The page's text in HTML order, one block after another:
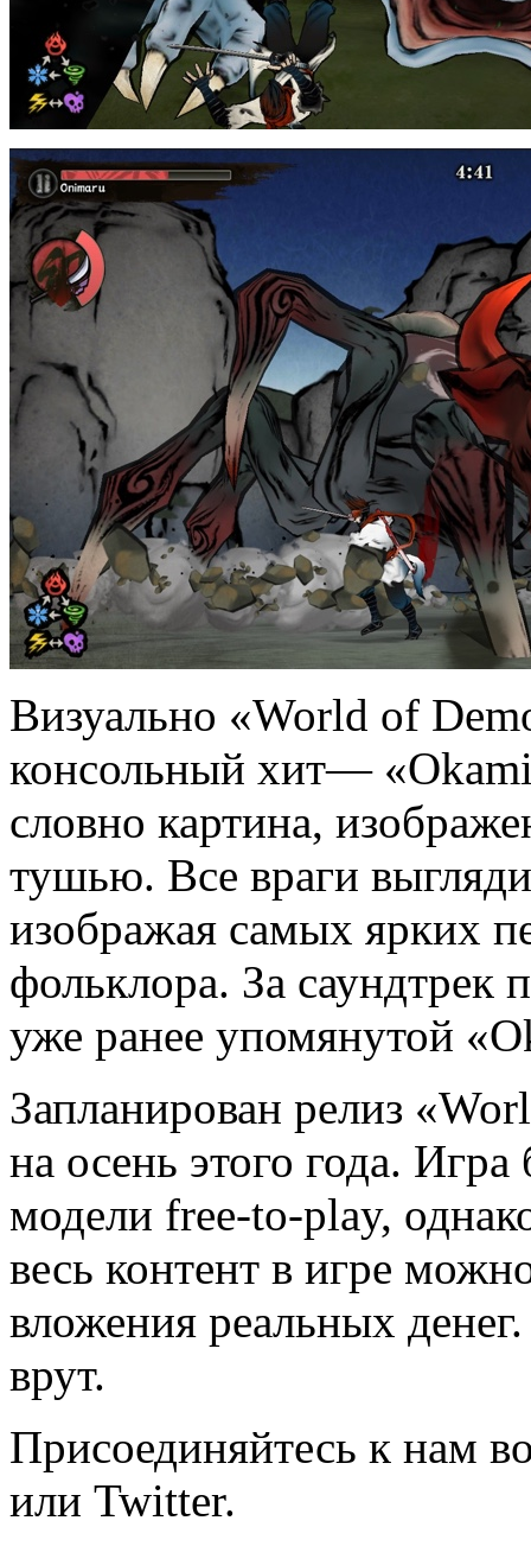
Визуально «World of
консольный хит—
словно картина,
тушью. Все враги
изображая самых ярких
фольклора. За саундтрек
уже ранее упомянутой
Запланирован релиз
на осень этого года. Игра
модели free-to-play,
весь контент в игре
вложения реальных
врут.
Присоединяйтесь к нам
или Twitter.